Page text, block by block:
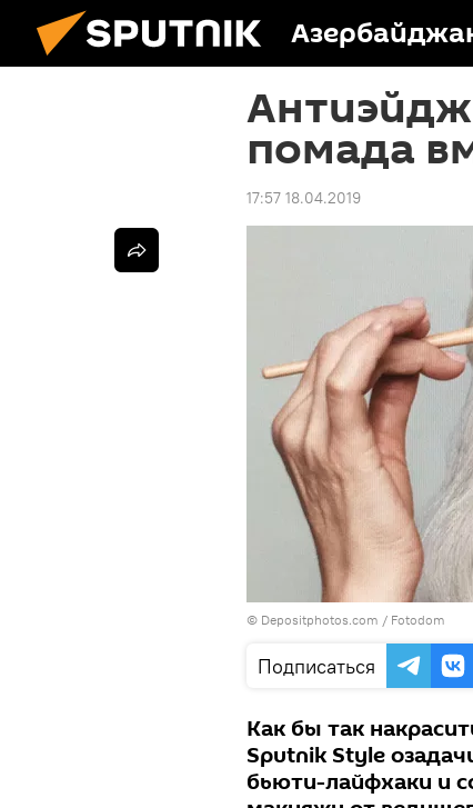
помада
17:57 18.04.2019
© Depositphotos.com / Fotodom
Подписаться
Как бы так
Sputnik Style
бьюти-лайфхаки и